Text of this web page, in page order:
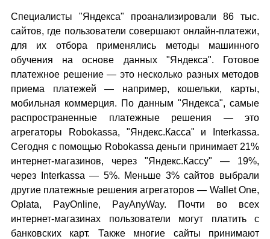
Специалисты "Яндекса" проанализировали 86 тыс.
сайтов, где пользователи совершают онлайн-платежи,
для их отбора применялись методы машинного
обучения на основе данных "Яндекса". Готовое
платежное решение — это несколько разных методов
приема платежей — например, кошельки, карты,
мобильная коммерция. По данным "Яндекса", самые
распространенные платежные решения — это
агрегаторы Robokassa, "Яндекс.Касса" и Interkassa.
Сегодня с помощью Robokassa деньги принимает 21%
интернет-магазинов, через "Яндекс.Кассу" — 19%,
через Interkassa — 5%. Меньше 3% сайтов выбрали
другие платежные решения агрегаторов — Wallet One,
Oplata, PayOnline, PayAnyWay. Почти во всех
интернет-магазинах пользователи могут платить с
банковских карт. Также многие сайты принимают